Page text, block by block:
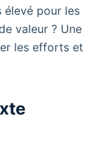
élevé pour les
valeur ? Une
les efforts et